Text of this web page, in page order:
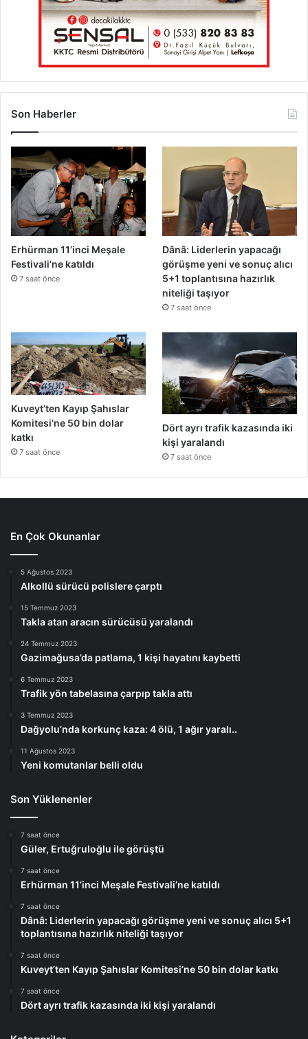
Son Haberler
Erhürman 11’inci Meşale
Festivali’ne katıldı
7 saat önce
Dânâ: Liderlerin yapacağı
görüşme yeni ve sonuç alıcı
5+1 toplantısına hazırlık
niteliği taşıyor
7 saat önce
Kuveyt’ten Kayıp Şahıslar
Komitesi’ne 50 bin dolar
katkı
7 saat önce
Dört ayrı trafik kazasında iki
kişi yaralandı
7 saat önce
En Çok Okunanlar
5 Ağustos 2023
Alkollü sürücü polislere çarptı
15 Temmuz 2023
Takla atan aracın sürücüsü yaralandı
24 Temmuz 2023
Gazimağusa’da patlama, 1 kişi hayatını kaybetti
6 Temmuz 2023
Trafik yön tabelasına çarpıp takla attı
3 Temmuz 2023
Dağyolu’nda korkunç kaza: 4 ölü, 1 ağır yaralı..
11 Ağustos 2023
Yeni komutanlar belli oldu
Son Yüklenenler
7 saat önce
Güler, Ertuğruloğlu ile görüştü
7 saat önce
Erhürman 11’inci Meşale Festivali’ne katıldı
7 saat önce
Dânâ: Liderlerin yapacağı görüşme yeni ve sonuç alıcı 5+1
toplantısına hazırlık niteliği taşıyor
7 saat önce
Kuveyt’ten Kayıp Şahıslar Komitesi’ne 50 bin dolar katkı
7 saat önce
Dört ayrı trafik kazasında iki kişi yaralandı